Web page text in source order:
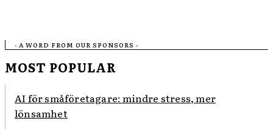
- A WORD FROM OUR SPONSORS -
MOST POPULAR
AI för småföretagare: mindre stress, mer
lönsamhet